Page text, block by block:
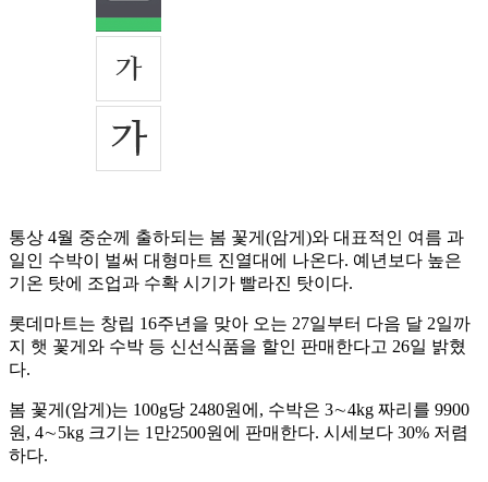
통상 4월 중순께 출하되는 봄 꽃게(암게)와 대표적인 여름 과
일인 수박이 벌써 대형마트 진열대에 나온다. 예년보다 높은
기온 탓에 조업과 수확 시기가 빨라진 탓이다.
롯데마트는 창립 16주년을 맞아 오는 27일부터 다음 달 2일까
지 햇 꽃게와 수박 등 신선식품을 할인 판매한다고 26일 밝혔
다.
봄 꽃게(암게)는 100g당 2480원에, 수박은 3∼4kg 짜리를 9900
원, 4∼5kg 크기는 1만2500원에 판매한다. 시세보다 30% 저렴
하다.